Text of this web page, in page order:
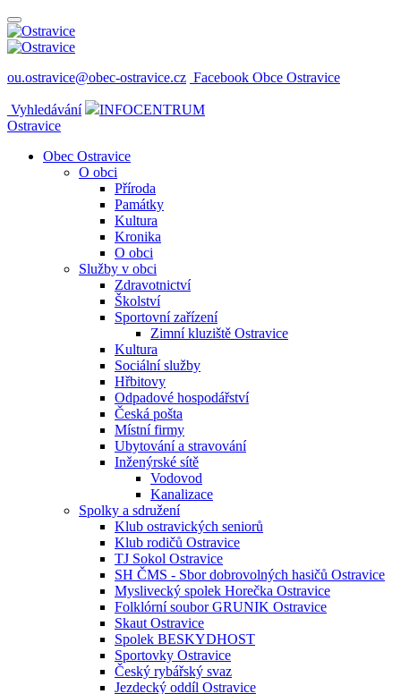
ou.ostravice@obec-ostravice.cz Facebook Obce Ostravice
Vyhledávání
INFOCENTRUM
Ostravice
Obec Ostravice
O obci
Příroda
Památky
Kultura
Kronika
O obci
Služby v obci
Zdravotnictví
Školství
Sportovní zařízení
Zimní kluziště Ostravice
Kultura
Sociální služby
Hřbitovy
Odpadové hospodářství
Česká pošta
Místní firmy
Ubytování a stravování
Inženýrské sítě
Vodovod
Kanalizace
Spolky a sdružení
Klub ostravických seniorů
Klub rodičů Ostravice
TJ Sokol Ostravice
SH ČMS - Sbor dobrovolných hasičů Ostravice
Myslivecký spolek Horečka Ostravice
Folklórní soubor GRUNIK Ostravice
Skaut Ostravice
Spolek BESKYDHOST
Sportovky Ostravice
Český rybářský svaz
Jezdecký oddíl Ostravice